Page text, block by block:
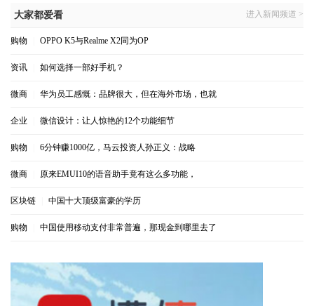
大家都爱看 进入新闻频道 >
购物 OPPO K5与Realme X2同为OP
资讯 如何选择一部好手机？
微商 华为员工感慨：品牌很大，但在海外市场，也就
企业 微信设计：让人惊艳的12个功能细节
购物 6分钟赚1000亿，马云投资人孙正义：战略
微商 原来EMUI10的语音助手竟有这么多功能，
区块链 中国十大顶级富豪的学历
购物 中国使用移动支付非常普遍，那现金到哪里去了